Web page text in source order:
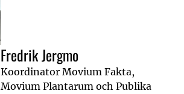
Fredrik Jergmo
Koordinator Movium Fakta,
Movium Plantarum och Publika